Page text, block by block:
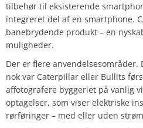
tilbehør til eksisterende
integreret del af en smartphone.
banebrydende produkt – en
muligheder.
Der er flere anvendelsesområder.
nok var Caterpillar eller Bullits
affotografere byggeriet på vanlig
optagelser, som viser elektriske
rørføringer – med eller uden